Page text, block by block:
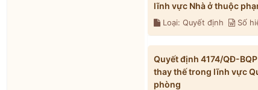
lĩnh vực Nhà ở thuộc
Loại: Quyết định Số
Quyết định 4174/QĐ-
thay thế trong lĩnh vực
phòng